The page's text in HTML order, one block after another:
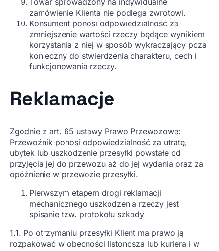
zamówienie Klienta nie podlega zwrotowi.
Konsument ponosi odpowiedzialność za
zmniejszenie wartości rzeczy będące wynikiem
korzystania z niej w sposób wykraczający poza
konieczny do stwierdzenia charakteru, cech i
funkcjonowania rzeczy.
Reklamacje
Zgodnie z art. 65 ustawy Prawo Przewozowe:
Przewoźnik ponosi odpowiedzialność za utratę,
ubytek lub uszkodzenie przesyłki powstałe od
przyjęcia jej do przewozu aż do jej wydania oraz za
opóźnienie w przewozie przesyłki.
Pierwszym etapem drogi reklamacji
mechanicznego uszkodzenia rzeczy jest
spisanie tzw. protokołu szkody
1.1. Po otrzymaniu przesyłki Klient ma prawo ją
rozpakować w obecności listonosza lub kuriera i w